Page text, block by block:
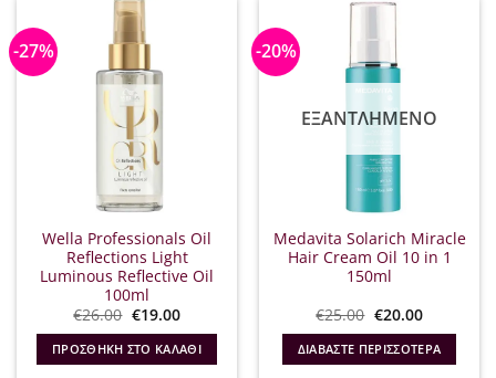
-27%
Wella Professionals Oil
Reflections Light
Luminous Reflective Oil
100ml
€26.00 Original
price
was:
€26.00.
€19.00Η
τιμή
είναι:
€19.00.
ΠΡΟΣΘΉΚΗ ΣΤΟ ΚΑΛΆΘΙ
-20%
ΕΞΑΝΤΛΗΜΈΝΟ
Medavita Solarich Miracle
Hair Cream Oil 10 in 1
150ml
€25.00 Original
price
was:
€25.00.
€20.00Η
τιμή
είναι:
€20.00.
ΔΙΑΒΆΣΤΕ ΠΕΡΙΣΣΌΤΕΡΑ